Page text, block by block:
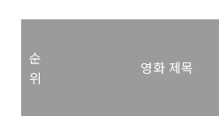
순
위
영화 제목